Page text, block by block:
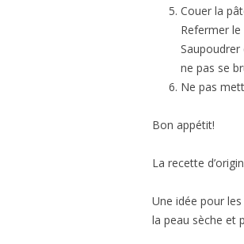
Couer la
Refermer
Saupoudrer
ne pas se
Ne pas
Bon appétit!
La recette
Une idée pour
la peau sèche et